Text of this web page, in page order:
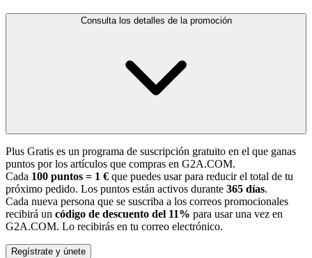
Consulta los detalles de la promoción
Plus Gratis es un programa de suscripción gratuito en el que ganas
puntos por los artículos que compras en G2A.COM.
Cada 100 puntos = 1 € que puedes usar para reducir el total de tu
próximo pedido. Los puntos están activos durante 365 días.
Cada nueva persona que se suscriba a los correos promocionales
recibirá un código de descuento del 11% para usar una vez en
G2A.COM. Lo recibirás en tu correo electrónico.
Regístrate y únete